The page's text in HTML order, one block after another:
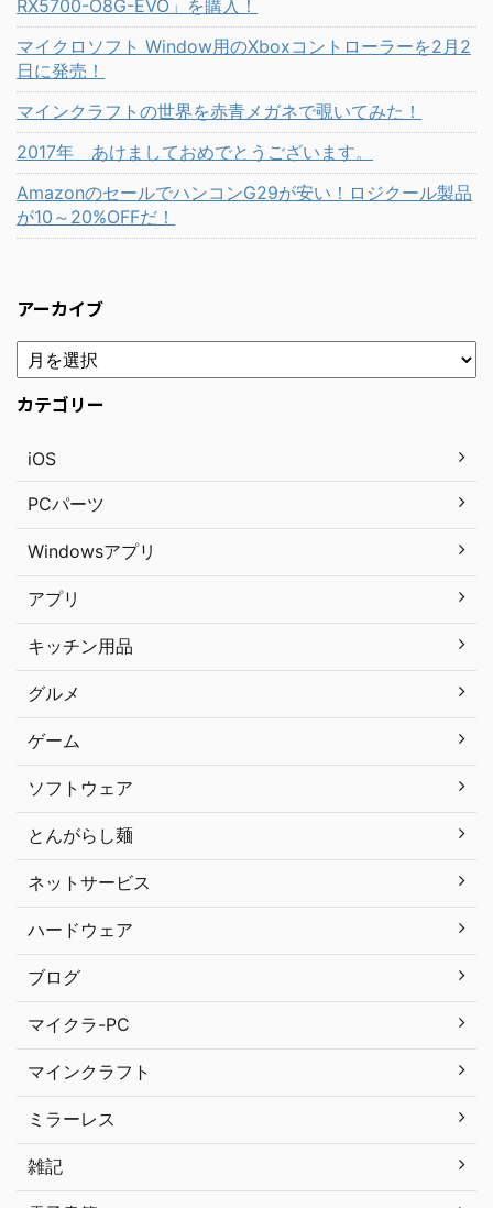
RX5700-O8G-EVO」を購入！
マイクロソフト Window用のXboxコントローラーを2月2
日に発売！
マインクラフトの世界を赤青メガネで覗いてみた！
2017年 あけましておめでとうございます。
AmazonのセールでハンコンG29が安い！ロジクール製品
が10～20%OFFだ！
アーカイブ
カテゴリー
iOS
PCパーツ
Windowsアプリ
アプリ
キッチン用品
グルメ
ゲーム
ソフトウェア
とんがらし麺
ネットサービス
ハードウェア
ブログ
マイクラ-PC
マインクラフト
ミラーレス
雑記